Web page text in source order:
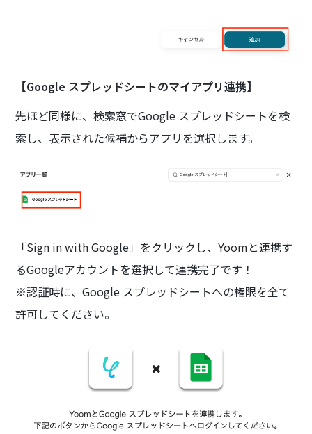
【Google スプレッドシートのマイアプリ連携】
先ほど同様に、検索窓でGoogle スプレッドシートを検
索し、表示された候補からアプリを選択します。
「Sign in with Google」をクリックし、Yoomと連携す
るGoogleアカウントを選択して連携完了です！
※認証時に、Google スプレッドシートへの権限を全て
許可してください。